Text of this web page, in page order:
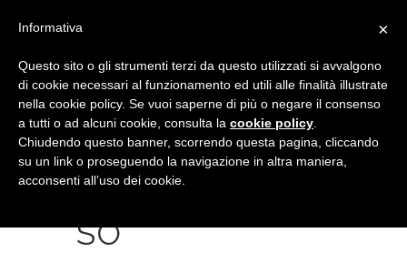
RAMATOINTEN
SO
×
Informativa
Questo sito o gli strumenti terzi da questo utilizzati si avvalgono
di cookie necessari al funzionamento ed utili alle finalità illustrate
nella cookie policy. Se vuoi saperne di più o negare il consenso
a tutti o ad alcuni cookie, consulta la cookie policy
Chiudendo questo banner, scorrendo questa pagina, cliccando
su un link o proseguendo la navigazione in altra maniera,
acconsenti all’uso dei cookie.